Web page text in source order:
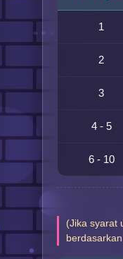
1
2
3
4 - 5
6 - 10
(Jika syarat